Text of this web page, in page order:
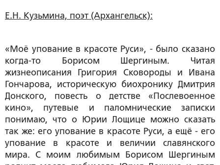
Е.Н. Кузьмина, поэт (Архангельск):
«Моё упование в красоте Руси», - было сказано
когда-то Борисом Шергиным. Читая
жизнеописания Григория Сковороды и Ивана
Гончарова, историческую биохронику Дмитрия
Донского, повесть о детстве «Послевоенное
кино», путевые и паломнические записки
понимаю, что о Юрии Лощице можно сказать
так же: его упование в красоте Руси, а ещё - его
упование в красоте и величии славянского
мира. С моим любимым Борисом Шергиным